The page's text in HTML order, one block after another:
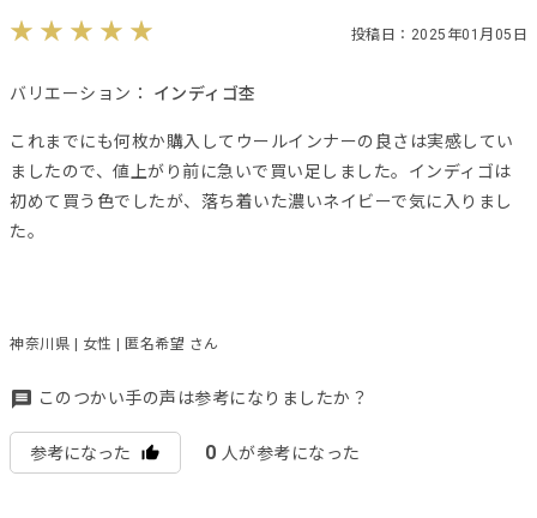
投稿日：2025年01月05日
バリエーション： インディゴ杢
これまでにも何枚か購入してウールインナーの良さは実感してい
ましたので、値上がり前に急いで買い足しました。インディゴは
初めて買う色でしたが、落ち着いた濃いネイビーで気に入りまし
た。
神奈川県 | 女性 | 匿名希望 さん
このつかい手の声は参考になりましたか？
参考になった 0 人が参考になった